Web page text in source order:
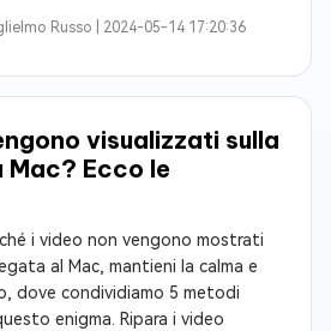
Russo | 2024-05-14 17:20:36
visualizzati sulla
Mac? Ecco le
i video non vengono mostrati
al Mac, mantieni la calma e
dove condividiamo 5 metodi
enigma. Ripara i video